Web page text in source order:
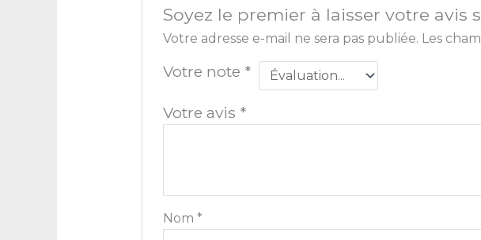
Soyez le premier à laisser votre avis
Votre adresse e-mail ne sera pas publiée. Les
Votre note *
Votre avis *
Nom*